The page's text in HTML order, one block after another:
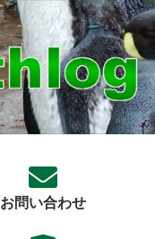
お問い合わせ